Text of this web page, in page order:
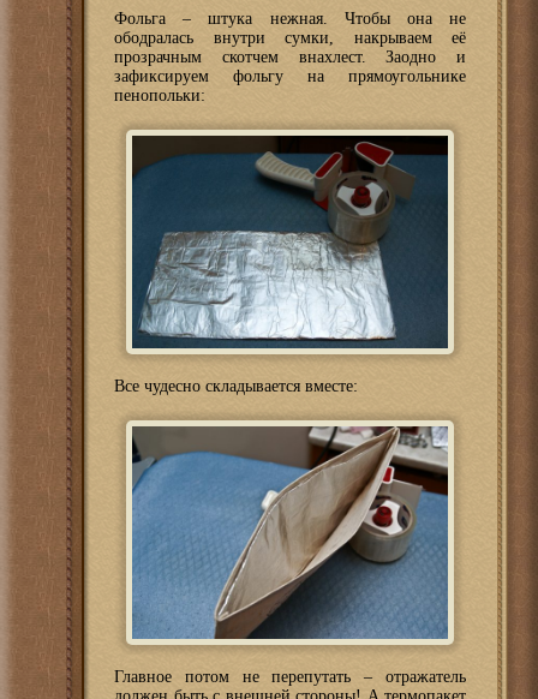
Фольга – штука нежная. Чтобы она не
ободралась внутри сумки, накрываем её
прозрачным скотчем внахлест. Заодно и
зафиксируем фольгу на прямоугольнике
пенопольки:
Все чудесно складывается вместе:
Главное потом не перепутать – отражатель